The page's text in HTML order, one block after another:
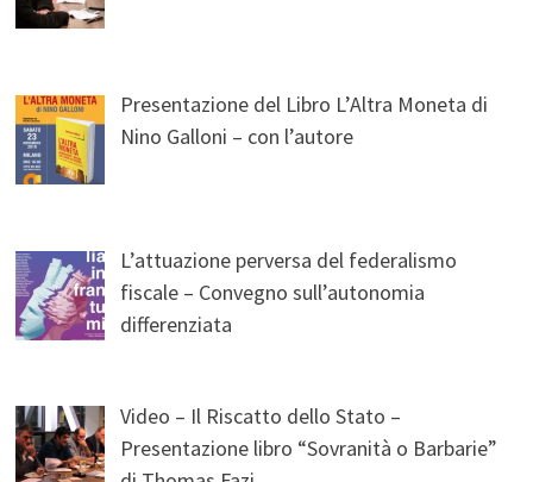
Presentazione del Libro L’Altra Moneta di
Nino Galloni – con l’autore
L’attuazione perversa del federalismo
fiscale – Convegno sull’autonomia
differenziata
Video – Il Riscatto dello Stato –
Presentazione libro “Sovranità o Barbarie”